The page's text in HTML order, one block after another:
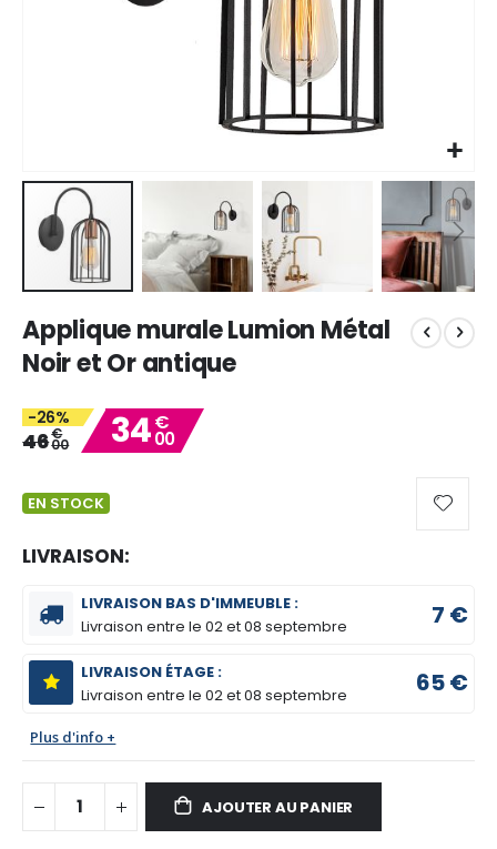
to
the
beginning
the
images
Applique murale Lumion Métal
Noir et Or antique
-26%
46€
00 34€
00
EN STOCK
LIVRAISON:
LIVRAISON BAS D'IMMEUBLE :
Livraison entre le02 et 08 septembre 7 €
LIVRAISON ÉTAGE :
Livraison entre le02 et 08 septembre 65 €
Plus d'info +
AJOUTER AU PANIER